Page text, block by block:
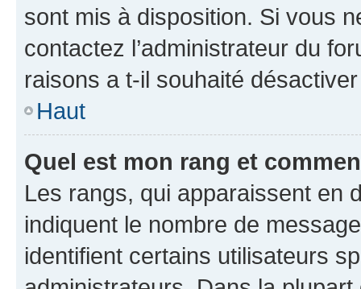
sont mis à disposition. Si vous
contactez l’administrateur du
raisons a t-il souhaité
Haut
Quel est mon rang et
Les rangs, qui apparaissent en
indiquent le nombre de
identifient certains utilisateurs